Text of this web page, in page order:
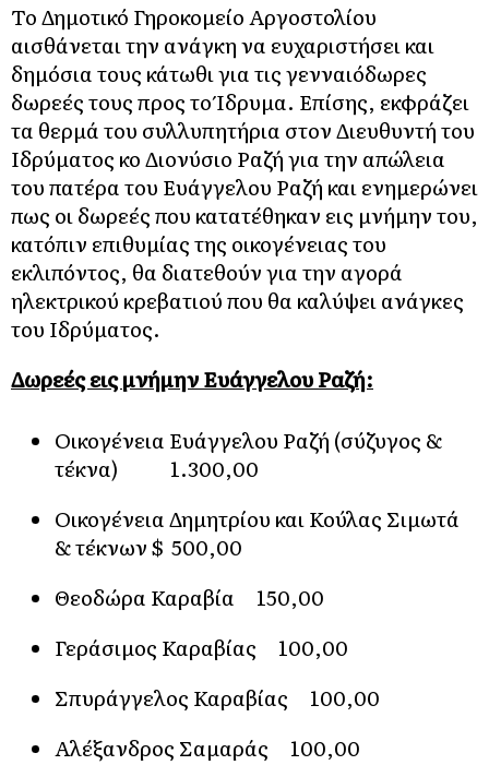
Το Δημοτικό Γηροκομείο Αργοστολίου
αισθάνεται την ανάγκη να ευχαριστήσει και
δημόσια τoυς κάτωθι για τις γενναιόδωρες
δωρεές τους προς το Ίδρυμα. Επίσης, εκφράζει
τα θερμά του συλλυπητήρια στον Διευθυντή του
Ιδρύματος κο Διονύσιο Ραζή για την απώλεια
του πατέρα του Ευάγγελου Ραζή και ενημερώνει
πως οι δωρεές που κατατέθηκαν εις μνήμην του,
κατόπιν επιθυμίας της οικογένειας του
εκλιπόντος, θα διατεθούν για την αγορά
ηλεκτρικού κρεβατιού που θα καλύψει ανάγκες
του Ιδρύματος.
Δωρεές εις μνήμην Ευάγγελου Ραζή:
Οικογένεια Ευάγγελου Ραζή (σύζυγος &
τέκνα) 1.300,00
Οικογένεια Δημητρίου και Κούλας Σιμωτά
& τέκνων $ 500,00
Θεοδώρα Καραβία 150,00
Γεράσιμος Καραβίας 100,00
Σπυράγγελος Καραβίας 100,00
Αλέξανδρος Σαμαράς 100,00